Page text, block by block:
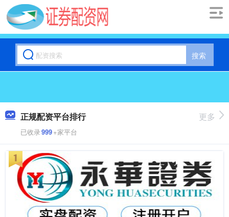
搜索
正规配资平台排行
已收录999+家平台
更多